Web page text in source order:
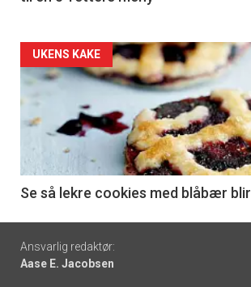
Forsiden
akkurat
nå
6
UKENS KAKE
Se så lekre cookies med blåbær blir
Footer
-
Ansvarlig redaktør:
Aase E. Jacobsen